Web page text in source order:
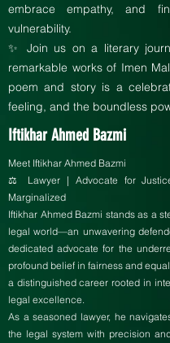
embrace empathy, and
vulnerability.
✨ Join us on a literary
remarkable works of Imen
poem and story is a
feeling, and the boundless
Iftikhar Ahmed Bazmi
Meet Iftikhar Ahmed Bazmi
⚖️ Lawyer | Advocate for
Marginalized
Iftikhar Ahmed Bazmi stands as a
legal world—an unwavering
dedicated advocate for the
profound belief in fairness and
a distinguished career rooted in
legal excellence.
As a seasoned lawyer, he
the legal system with precision